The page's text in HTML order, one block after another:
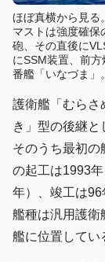
ほぼ真横から見る
マストは強度確
砲、その直後に
にSSM装置、前
番艦「いなづま」
護衛艦「むらさ
き」型の後継と
そのうち最初の
の起工は1993
年）、竣工は96
艦種は汎用護衛
艦に位置してい